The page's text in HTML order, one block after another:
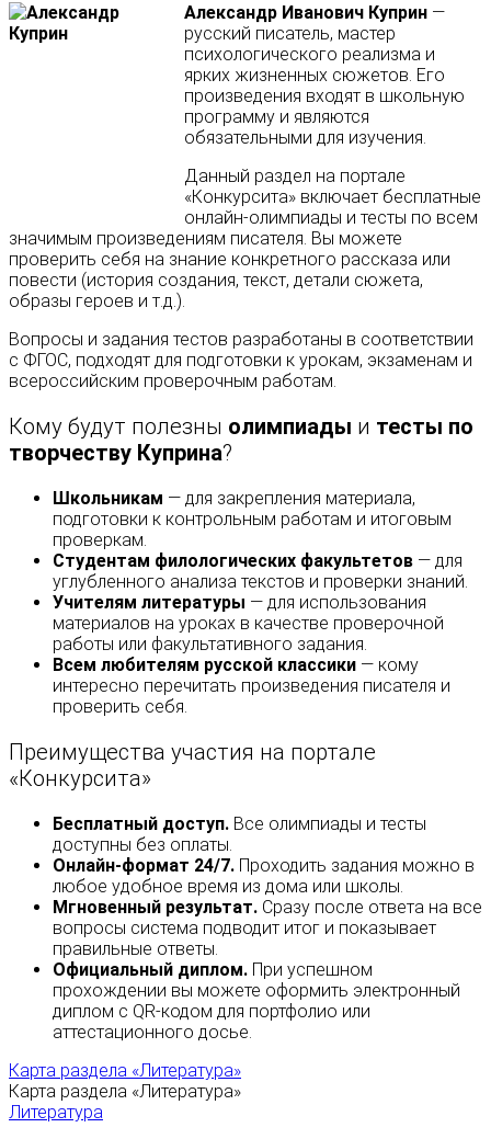
Александр Иванович Куприн —
русский писатель, мастер
психологического реализма и
ярких жизненных сюжетов. Его
произведения входят в школьную
программу и являются
обязательными для изучения.
Данный раздел на портале
«Конкурсита» включает бесплатные
онлайн-олимпиады и тесты по всем
значимым произведениям писателя. Вы можете
проверить себя на знание конкретного рассказа или
повести (история создания, текст, детали сюжета,
образы героев и т.д.).
Вопросы и задания тестов разработаны в соответствии
с ФГОС, подходят для подготовки к урокам, экзаменам и
всероссийским проверочным работам.
Кому будут полезны олимпиады и тесты по
творчеству Куприна?
Школьникам — для закрепления материала,
подготовки к контрольным работам и итоговым
проверкам.
Студентам филологических факультетов — для
углубленного анализа текстов и проверки знаний.
Учителям литературы — для использования
материалов на уроках в качестве проверочной
работы или факультативного задания.
Всем любителям русской классики — кому
интересно перечитать произведения писателя и
проверить себя.
Преимущества участия на портале
«Конкурсита»
Бесплатный доступ. Все олимпиады и тесты
доступны без оплаты.
Онлайн-формат 24/7. Проходить задания можно в
любое удобное время из дома или школы.
Мгновенный результат. Сразу после ответа на все
вопросы система подводит итог и показывает
правильные ответы.
Официальный диплом. При успешном
прохождении вы можете оформить электронный
диплом с QR-кодом для портфолио или
аттестационного досье.
Карта раздела «Литература»
Карта раздела «Литература»
Литература